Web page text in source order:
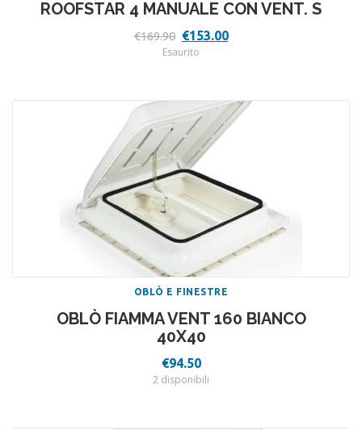
ROOFSTAR 4 MANUALE CON VENT. S
€169.90 Il
prezzo
originale
€153.00Il
Esaurito
OBLÒ E FINESTRE
OBLÒ FIAMMA VENT 160 BIANCO
40X40
€94.50
2 disponibili